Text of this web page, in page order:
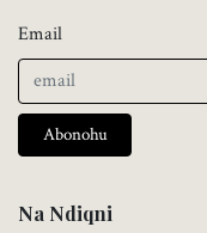
Email
Abonohu
Na Ndiqni